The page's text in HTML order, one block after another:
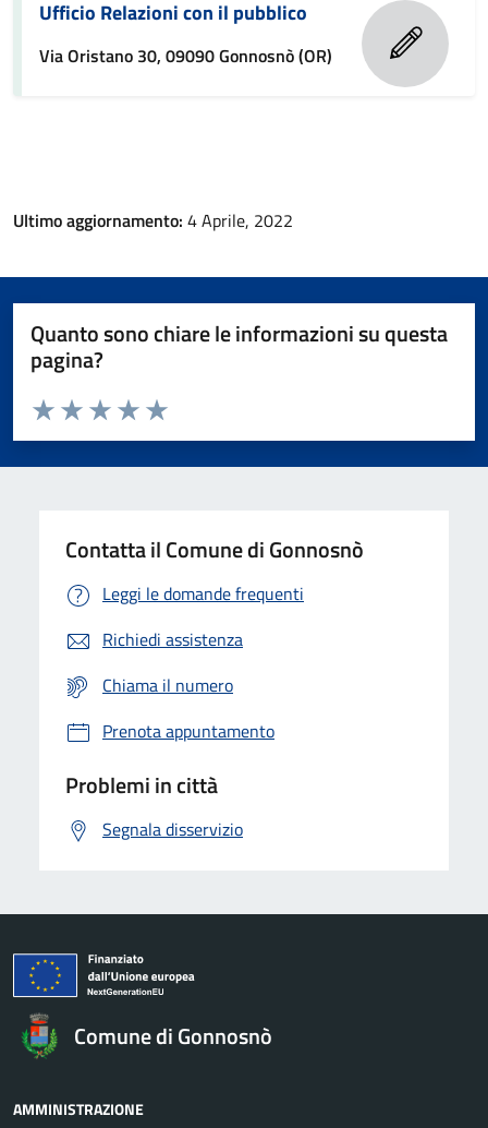
Ufficio Relazioni con il pubblico
Via Oristano 30, 09090 Gonnosnò (OR)
Ultimo aggiornamento: 4 Aprile, 2022
Quanto sono chiare le informazioni su questa
pagina?
Valuta da 1 a 5 stelle la pagina
Valuta 5 stelle su 5
Valuta 4 stelle su 5
Valuta 3 stelle su 5
Valuta 2 stelle su 5
Valuta 1 stelle su 5
Contatta il Comune di Gonnosnò
Leggi le domande frequenti
Richiedi assistenza
Chiama il numero
Prenota appuntamento
Problemi in città
Segnala disservizio
Comune di Gonnosnò
AMMINISTRAZIONE